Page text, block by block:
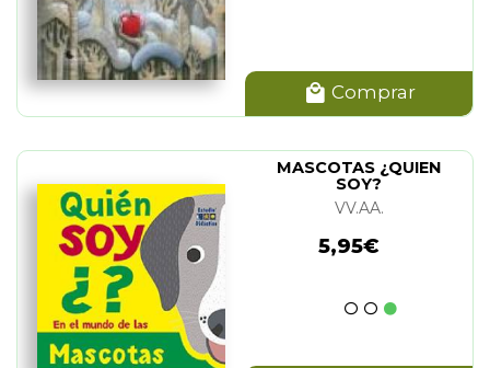
Comprar
MASCOTAS ¿QUIEN
SOY?
VV.AA.
5,95€